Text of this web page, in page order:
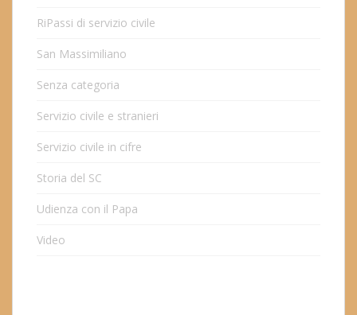
RiPassi di servizio civile
San Massimiliano
Senza categoria
Servizio civile e stranieri
Servizio civile in cifre
Storia del SC
Udienza con il Papa
Video